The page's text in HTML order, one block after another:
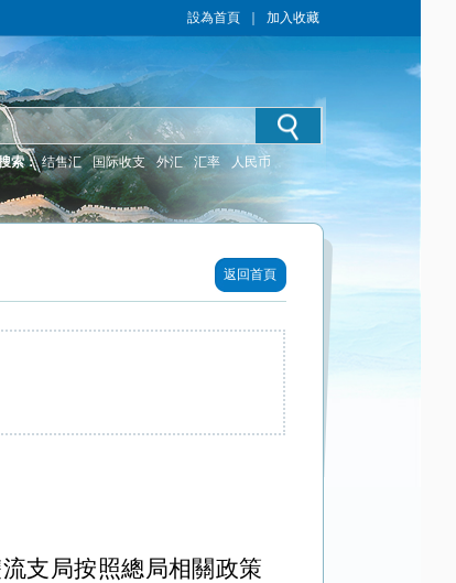
設為首頁 加入收藏
索： 结售汇 国际收支 外汇 汇率 人民币
返回首頁
支局按照總局相關政策